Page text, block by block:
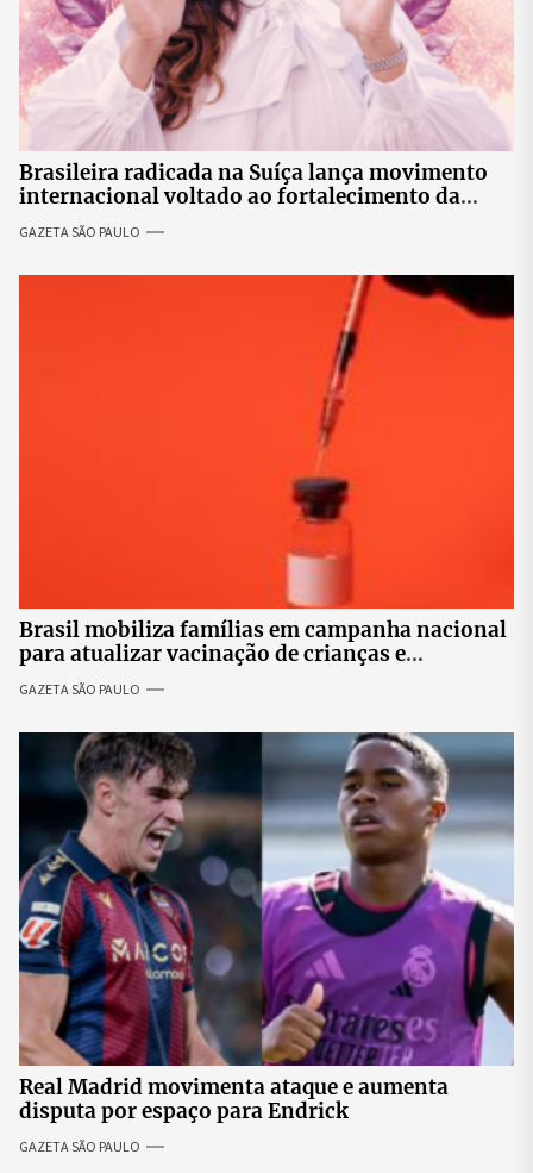
Brasileira radicada na Suíça lança movimento
internacional voltado ao fortalecimento da
identidade feminina
GAZETA SÃO PAULO
Brasil mobiliza famílias em campanha nacional
para atualizar vacinação de crianças e
adolescentes
GAZETA SÃO PAULO
Real Madrid movimenta ataque e aumenta
disputa por espaço para Endrick
GAZETA SÃO PAULO